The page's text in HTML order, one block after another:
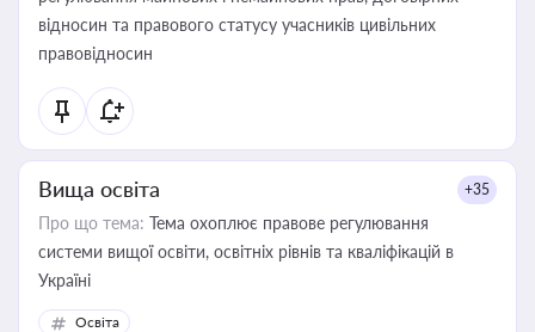
відносин та правового статусу учасників цивільних
правовідносин
Вища освіта +35
Про що тема: Тема охоплює правове регулювання
системи вищої освіти, освітніх рівнів та кваліфікацій в
Україні
Освіта